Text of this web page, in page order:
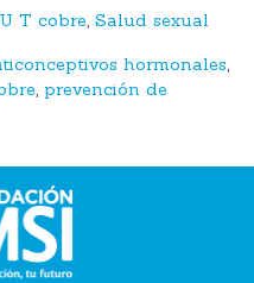
T cobre, Salud sexual
hormonales,
, prevención de